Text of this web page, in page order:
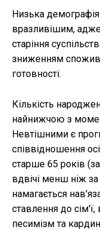
Низька
вразливішим,
старіння
зниженням
готовності.
Кількість
найнижчою з
Невтішними є
співвідношення
старше 65 років
вдвічі менш ніж за
намагається
ставлення до
песимізм та